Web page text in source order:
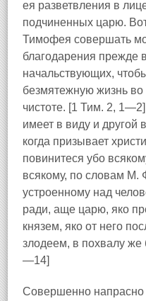
ея разветвления в
подчиненных царю.
Тимофея совершать
благодарения прежде
начальствующих,
безмятежную жизнь во
чистоте. [1 Тим. 2,
имеет в виду и другой
когда призывает
повинитеся убо
всякому, по словам М.
устроенному над
ради, аще царю, яко
князем, яко от него
злодеем, в похвалу же
—14]
Совершенно напрасно